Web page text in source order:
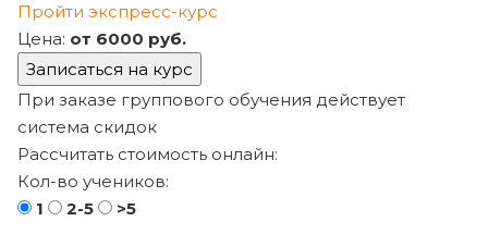
Пройти экспресс-курс
Цена: от 6000 руб.
Записаться на курс
При заказе группового обучения действует
система скидок
Рассчитать стоимость онлайн:
Кол-во учеников:
1
2-5
>5